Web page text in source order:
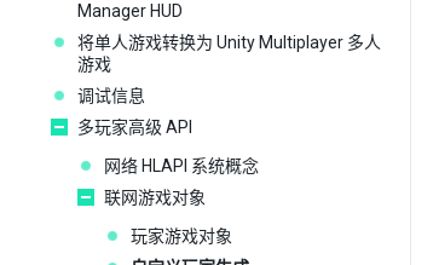
Manager HUD
将单人游戏转换为 Unity Multiplayer 多人
游戏
调试信息
多玩家高级 API
网络 HLAPI 系统概念
联网游戏对象
玩家游戏对象